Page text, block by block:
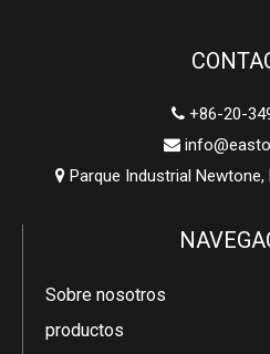
+86-20-

 Parque Industrial Newtone,
Sobre nosotros
productos